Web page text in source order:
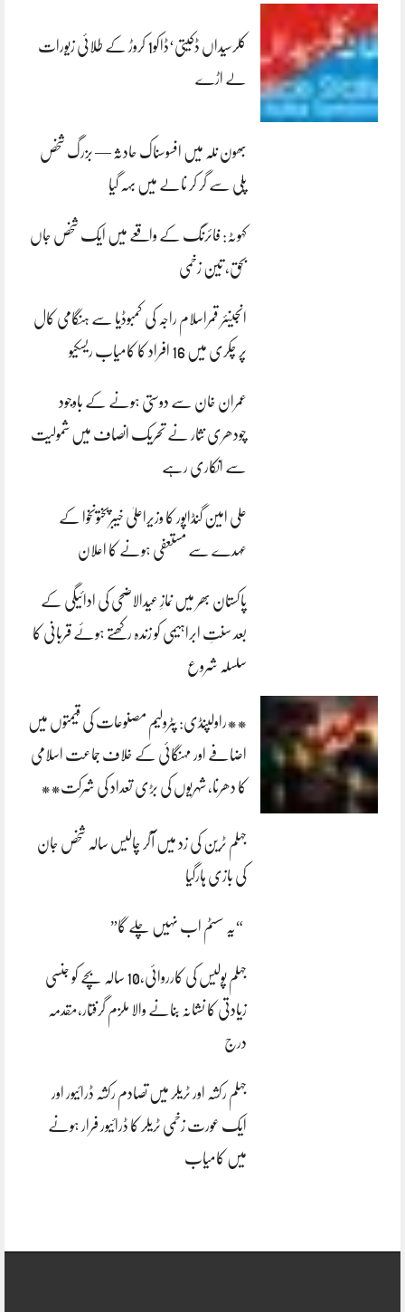
کلرسیداں ڈکیتی‘ڈاکو1 کروڑ کے طلائی زیورات
لے اڑے
بھون نلہ میں افسوسناک حادثہ — بزرگ شخص
پلی سے گر کر نالے میں بہہ گیا
کہوٹہ: فائرنگ کے واقعے میں ایک شخص جاں
بحق، تین زخمی
انجینئر قمراسلام راجہ کی کمبوڈیا سے ہنگامی کال
پر چکری میں 16 افراد کا کامیاب ریسکیو
عمران خان سے دوستی ہونے کے باوجود
چودھری نثار نے تحریک انصاف میں شمولیت
سے انکاری رہے
علی امین گنڈاپور کا وزیراعلیٰ خیبرپختونخوا کے
عہدے سے مستعفی ہونے کا اعلان
پاکستان بھر میں نمازِ عیدالاضحی کی ادائیگی کے
بعد سنتِ ابراہیمی کو زندہ رکھتے ہوئے قربانی کا
سلسلہ شروع
**راولپنڈی: پٹرولیم مصنوعات کی قیمتوں میں
اضافے اور مہنگائی کے خلاف جماعت اسلامی
کا دھرنا، شہریوں کی بڑی تعداد کی شرکت**
جہلم ٹرین کی زد میں آکر چالیس سالہ شخص جان
کی بازی ہارگیا
“یہ سسٹم اب نہیں چلے گا”
جہلم پولیس کی کارروائی،10 سالہ بچے کو جنسی
زیادتی کا نشانہ بنانے والا ملزم گرفتار،مقدمہ
درج
جہلم رکشہ اور ٹریلر میں تصادم رکشہ ڈرائیور اور
ایک عورت زخمی ٹریلر کا ڈرائیور فرار ہونے
میں کامیاب